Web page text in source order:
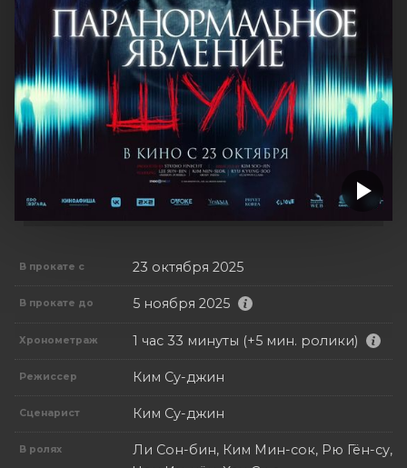
В прокате с 23 октября 2025
В прокате до 5 ноября 2025
Хронометраж 1 час 33 минуты (+5 мин. ролики)
Режиссер Ким Су-джин
Сценарист Ким Су-джин
В ролях
Ли Сон-бин, Ким Мин-сок, Рю Гён-су,